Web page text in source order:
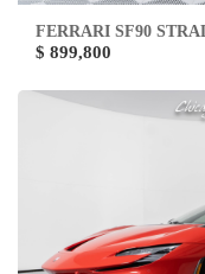
FERRARI SF90
$ 899,800